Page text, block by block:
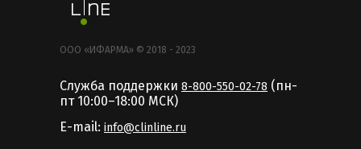
ООО «ИФАРМА» © 2018 - 2023
Служба поддержки 8-800-550-02-78 (пн-
пт 10:00–18:00 MCК)
E-mail: info@clinline.ru